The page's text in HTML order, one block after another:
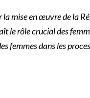
mise en œuvre de la
rôle crucial des
femmes dans les